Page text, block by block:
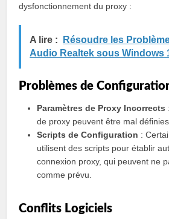
dysfonctionnement du proxy :
A lire :
Résoudre les
Audio Realtek sous Windows
Problèmes de
Paramètres de Proxy Incorrects
de proxy peuvent être mal
Scripts de Configuration :
utilisent des scripts pour établir
connexion proxy, qui peuvent ne
comme prévu.
Conflits Logiciels